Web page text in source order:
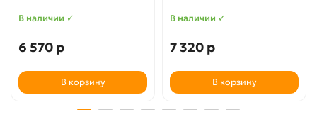
В наличии ✓
6 570 р
В корзину
В наличии ✓
7 320 р
В корзину